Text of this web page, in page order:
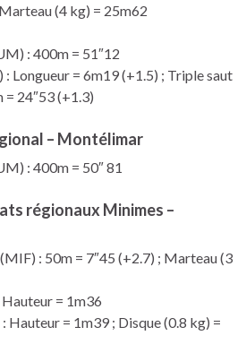
(4 kg) = 25m62
: 400m = 51″12
: Longueur = 6m19 (+1.5) ; Triple saut
= 24″53 (+1.3)
– Montélimar
: 400m = 50″ 81
régionaux Minimes –
: 50m = 7″45 (+2.7) ; Marteau (3
= 1m36
Hauteur = 1m39 ; Disque (0.8 kg) =